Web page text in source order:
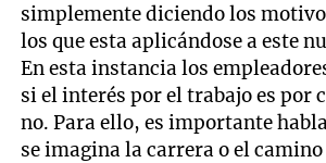
simplemente diciendo los
los que esta aplicándose a este
En esta instancia los
si el interés por el trabajo es por
no. Para ello, es importante
se imagina la carrera o el